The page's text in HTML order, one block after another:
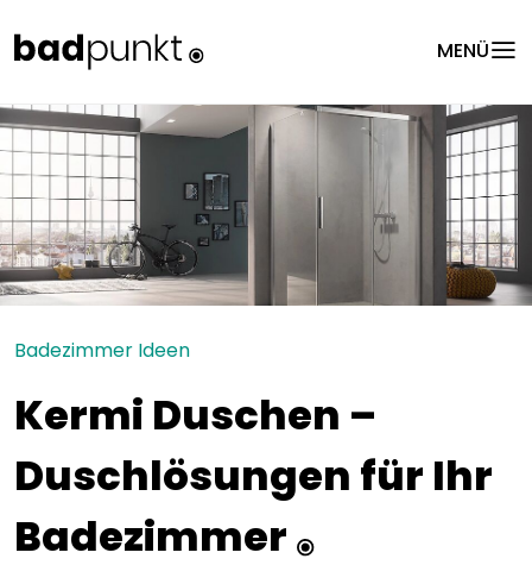
MENÜmenu
Badezimmer Ideen
Kermi Duschen –
Duschlösungen für Ihr
Badezimmer